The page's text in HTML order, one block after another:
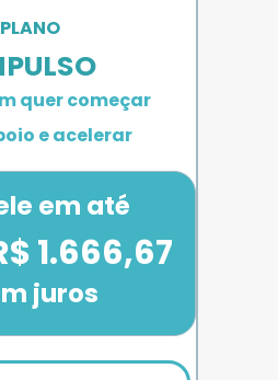
em até
1.666,67
juros
PLANO
quer começar
e acelerar